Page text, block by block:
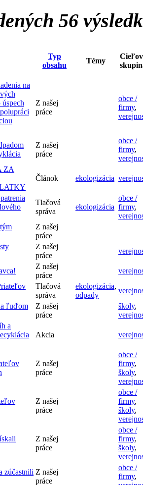
56
Typ
obsahu
Témy
na
Z našej
práce
obce /
firmy,
Z našej
práce
obce /
firmy,
ZA
Článok ekologizácia
Tlačová
správa
ekologizácia
obce /
firmy,
Z našej
práce
Z našej
práce
Z našej
práce
Tlačová
správa
ekologizácia,
odpady
ľuďom
Z našej
práce
školy,
a
Akcia
Z našej
práce
obce /
firmy,
školy,
Z našej
práce
obce /
firmy,
školy,
Z našej
práce
obce /
firmy,
školy,
zúčastnili Z našej
práce
obce /
firmy,